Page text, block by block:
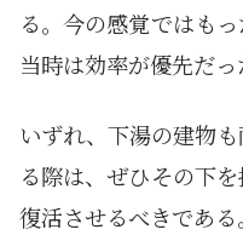
る。今の感覚ではも
当時は効率が優先だっ
いずれ、下湯の建物
る際は、ぜひその下
復活させるべきである。